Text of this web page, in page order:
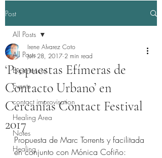
Post
All Posts
Experiences
Events
contact improvisation
Healing Area
Notes
Healing
All Posts
‘Propuestas Efímeras de
Contacto Urbano’ en
Cercanías Contact Festival
2017
Irene Alvarez Coto
Jun 28, 2017 2 min read
Propuesta de Marc Torrents y facilitada
en conjunto con Mónica Cofiño: